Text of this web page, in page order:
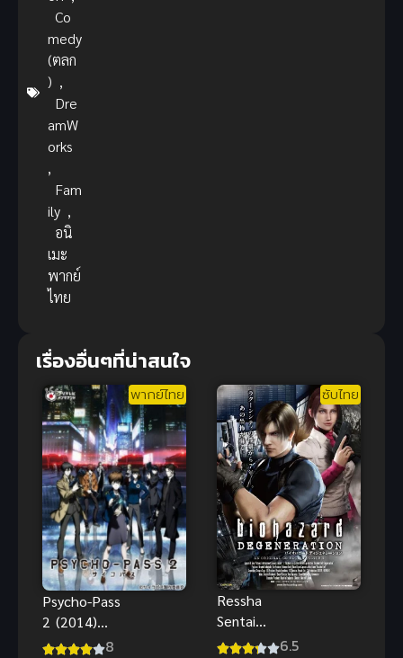
Co
medy
(ตลก
) ,
Dre
amW
orks
,
Fam
ily ,
อนิ
เมะ
พากย์
ไทย
เรื่องอื่นๆที่น่าสนใจ
พากย์ไทย
Psycho-Pass
2 (2014)
ไซโค-พาส8
ซับไทย
Ressha
Sentai
ToQGer vs6.5